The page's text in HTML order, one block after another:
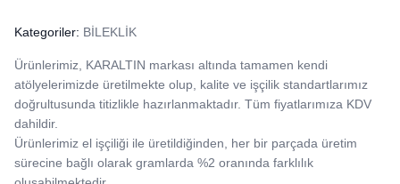
Kategoriler: BİLEKLİK
Ürünlerimiz, KARALTIN markası altında tamamen kendi
atölyelerimizde üretilmekte olup, kalite ve işçilik standartlarımız
doğrultusunda titizlikle hazırlanmaktadır. Tüm fiyatlarımıza KDV
dahildir.
Ürünlerimiz el işçiliği ile üretildiğinden, her bir parçada üretim
sürecine bağlı olarak gramlarda %2 oranında farklılık